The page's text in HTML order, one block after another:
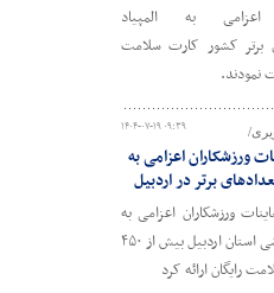
اعزامی به المپیاد
برتر کشور کارت سلامت
نمودند.
۱۴۰۴-۰۷-۱۹ ۰۹:۳۹
ورزشکاران اعزامی به
برتر در اردبیل
ورزشکاران اعزامی به
المپیاد استعدادهای برتر هیات پزشکی ورزشی استان اردبیل بیش از ۴۵۰
رایگان ارائه کرد